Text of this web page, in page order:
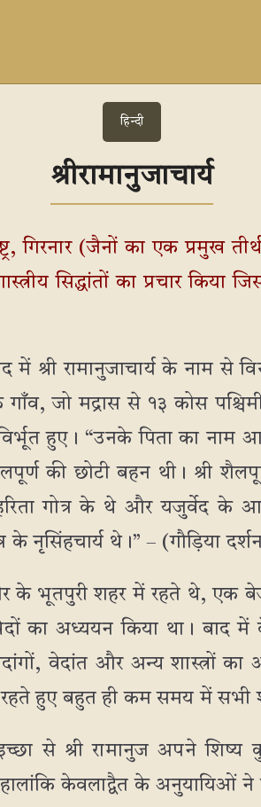
हिन्दी
श्रीरामानुजाचार्य
गिरनार (जैनों का एक प्रमुख
सिद्धांतों का प्रचार
में श्री रामानुजाचार्य के नाम से
जो मद्रास से १३ कोस
हुए। “उनके पिता का नाम
की छोटी बहन थी। श्री
गोत्र के थे और यजुर्वेद के
के नृसिंहचार्य थे।” – (गौड़िया
के भूतपुरी शहर में रहते थे, एक
का अध्ययन किया था। बाद में वे
वेदांत और अन्य शास्त्रों
हुए बहुत ही कम समय में सभी
से श्री रामानुज अपने शिष्य
केवलाद्वैत के अनुयायिओं ने